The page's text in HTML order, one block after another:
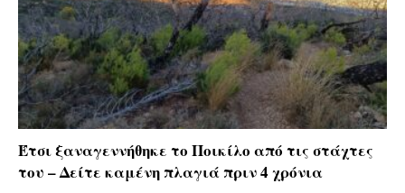
Έτσι ξαναγεννήθηκε το Ποικίλο από τις στάχτες
του – Δείτε καμένη πλαγιά πριν 4 χρόνια